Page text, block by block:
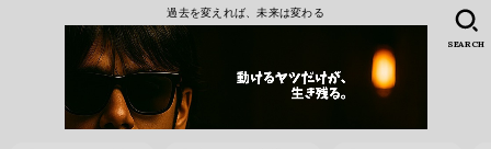
過去を変えれば、未来は変わる
SEARCH